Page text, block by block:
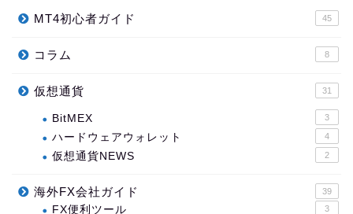
MT4初心者ガイド 45
コラム 8
仮想通貨 31
BitMEX 3
ハードウェアウォレット 4
仮想通貨NEWS 2
海外FX会社ガイド 39
FX便利ツール 3